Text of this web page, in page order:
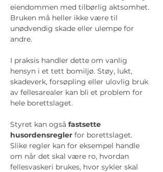
eiendommen med tilbørlig aktsomhet.
Bruken må heller ikke være til
unødvendig skade eller ulempe for
andre.
I praksis handler dette om vanlig
hensyn i et tett bomiljø. Støy, lukt,
skadeverk, forsøpling eller ulovlig bruk
av fellesarealer kan bli et problem for
hele borettslaget.
Styret kan også fastsette
husordensregler for borettslaget.
Slike regler kan for eksempel handle
om når det skal være ro, hvordan
fellesvaskeri brukes, hvor sykler skal